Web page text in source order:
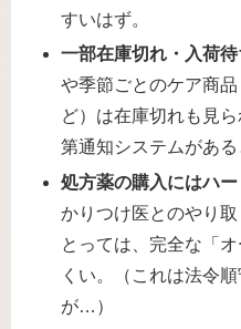
すいはず。
一部在庫切れ・入荷待
や季節ごとのケア商
ど）は在庫切れも見
第通知システムがある
処方薬の購入にはハー
かりつけ医とのやり
とっては、完全な「
くい。（これは法令
が…）